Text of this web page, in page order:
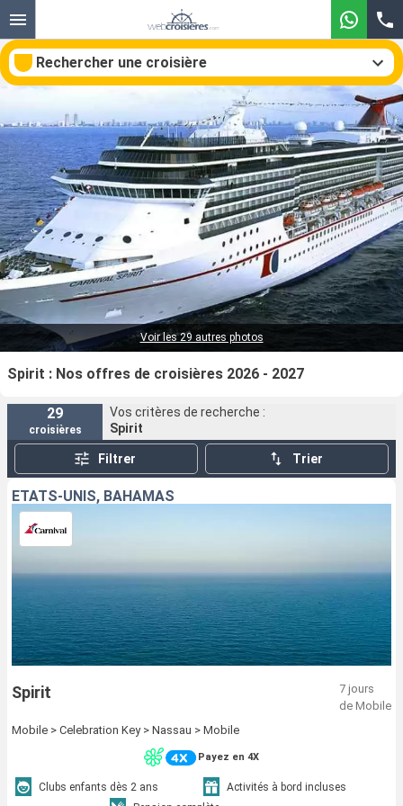
Rechercher une croisière
Nos destinations
Mois de départ
Ports Compagnies
Rechercher
Spirit : Nos offres de croisières 2026 - 2027
Voir les 29 autres photos
29
croisières
Vos critères de recherche :
Spirit
Filtrer Trier
ÉTATS-UNIS, BAHAMAS
Spirit
7 jours
de Mobile
Mobile > Celebration Key > Nassau > Mobile
Payez en 4X
Clubs enfants dès 2 ans
Activités à bord incluses